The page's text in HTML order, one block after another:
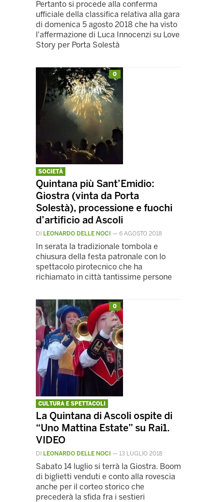
Pertanto si procede alla conferma
ufficiale della classifica relativa alla gara
di domenica 5 agosto 2018 che ha visto
l'affermazione di Luca Innocenzi su Love
Story per Porta Solestà
0
SOCIETÀ
Quintana più Sant’Emidio:
Giostra (vinta da Porta
Solestà), processione e fuochi
d’artificio ad Ascoli
DI LEONARDO DELLE NOCI — 6 AGOSTO 2018
In serata la tradizionale tombola e
chiusura della festa patronale con lo
spettacolo pirotecnico che ha
richiamato in città tantissime persone
0
CULTURA E SPETTACOLI
La Quintana di Ascoli ospite di
“Uno Mattina Estate” su Rai1.
VIDEO
DI LEONARDO DELLE NOCI — 13 LUGLIO 2018
Sabato 14 luglio si terrà la Giostra. Boom
di biglietti venduti e conto alla rovescia
anche per il corteo storico che
precederà la sfida fra i sestieri